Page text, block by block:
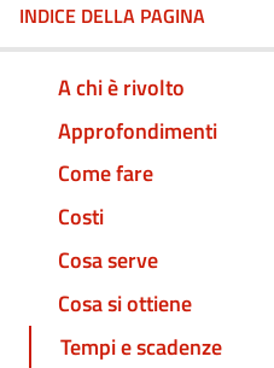
INDICE DELLA PAGINA
A chi è rivolto
Approfondimenti
Come fare
Costi
Cosa serve
Cosa si ottiene
Tempi e scadenze